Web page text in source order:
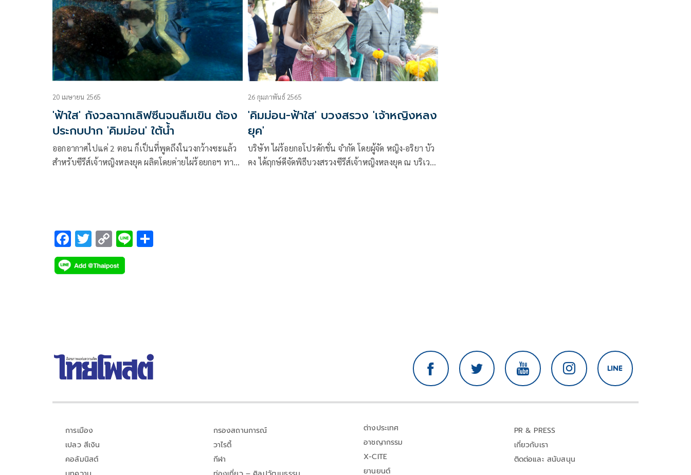
21 และอาทิตย์ ที่ 22 พฤษภาคมนี้ ทางสถานีฯ ติด
ถ่ายทอดสดรายการพิเศษ จึงของดการออกอากาศของซีรีส์
และให้ขยับไปออกอากาศอีกครั้งในเสาร์และอาทิตย์ถัดไป
า แน่นหนา จนสาวซูซี่ตกน้ำตกท่ากันเลยทีเดียว
20 เมษายน 2565
'ฟ้าใส' กังวลฉากเลิฟซีนจนลืมเขิน ต้อง
ประกบปาก 'คิมม่อน' ใต้น้ำ
ออกอากาศไปแค่ 2 ตอน ก็เป็นที่พูดถึงในวงกว้างซะแล้ว
สำหรับซีรีส์เจ้าหญิงหลงยุค ผลิตโดยค่ายไผ่ร้อยกอฯ ทาง
ที่แฟนๆ จะได้ฟินจิกหมอนกันอย่างแน่นอน เพราะเป็น
ฉากที่ทั้งคู่ต้องตกลงไปในสระน้ำและมีช็อตเลิฟซีนกันใต้
น้ำด้วย ซึ่งกว่าจะได้ภาพที่ต้องการบอกเลยว่าไม่ง่าย
26 กุมภาพันธ์ 2565
'คิมม่อน-ฟ้าใส' บวงสรวง 'เจ้าหญิงหลง
ยุค'
บริษัท ไผ่ร้อยกอโปรดักชั่น จำกัด โดยผู้จัด หญิง-อริยา บัว
คง ได้ฤกษ์ดีจัดพิธีบวงสรวงซีรีส์เจ้าหญิงหลงยุค ณ บริเวณ
F
ac
e
T
wi
tt
C
o
p
Li
การเมือง
เปลว สีเงิน
คอลัมนิสต์
กรองสถานการณ์
วาไรตี้
กีฬา
ต่างประเทศ
อาชญากรรม
X-CITE
ยานยนต์
PR & PRESS
เกี่ยวกับเรา
ติดต่อและ สนับสนุน